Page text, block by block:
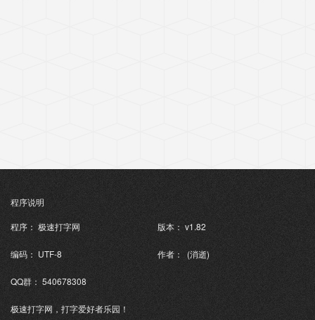
程序说明
程序： 极速打字网 版本： v1.82
编码： UTF-8 作者： (消逝)
QQ群： 540678308
极速打字网，打字爱好者乐园！